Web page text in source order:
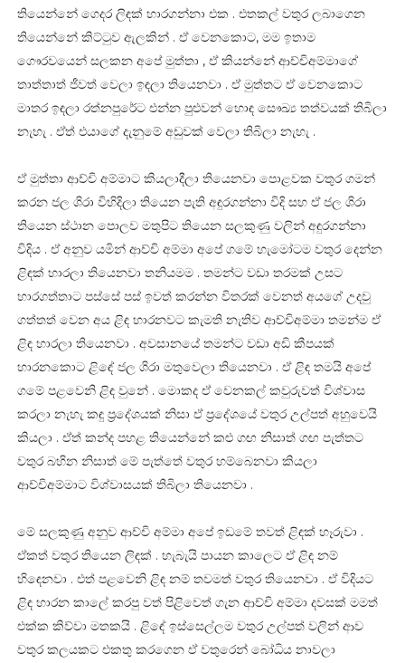
තියෙන්නේ ගෙදර ලිඳක් හාරගන්නා එක . එතකල් වතුර ලබාගෙන
තියෙන්නේ කිට්ටුව ඇලකින් . ඒ වෙනකොට, මම ඉතාම
ගෞරවයෙන් සලකන අපේ මුත්තා , ඒ කියන්නේ ආච්චිඅම්මාගේ
තාත්තාත් ජීවත් වෙලා ඉඳලා තියෙනවා . ඒ මුත්තට ඒ වෙනකොට
මාතර ඉඳලා රත්නපුරේට එන්න පුළුවන් හොඳ සෞඛ්‍ය තත්වයක් තිබිලා
නැහැ . ඒත් එයාගේ දැනුමේ අඩුවක් වෙලා තිබිලා නැහැ .
ඒ මුත්තා ආච්චි අම්මාට කියලාදීලා තියෙනවා පොළවක වතුර ගමන්
කරන ජල ශිරා විහිදිලා තියෙන පැති අඳුරගන්නා විදි සහ ඒ ජල ශිරා
තියෙන ස්ථාන පොලව මතුපිට තියෙන සලකුණු වලින් අඳුරගන්නා
විදිය . ඒ අනුව යමින් ආච්චි අම්මා අපේ ගමේ හැමෝටම වතුර දෙන්න
ළිඳක් හාරලා තියෙනවා තනියමම . තමන්ට වඩා තරමක් උසට
හාරගත්තාට පස්සේ පස් ඉවත් කරන්න විතරක් වෙනත් අයගේ උදවු
ගත්තත් වෙන අය ළිඳ හාරනවට කැමති නැතිව ආච්චිඅම්මා තමන්ම ඒ
ළිඳ හාරලා තියෙනවා . අවසානයේ තමන්ට වඩා අඩි කීපයක්
හාරනකොට ළිඳේ ජල ශිරා මතුවෙලා තියෙනවා . ඒ ළිඳ තමයි අපේ
ගමේ පළවෙනි ළිඳ වුනේ . මොකද ඒ වෙනකල් කවුරුවත් විශ්වාස
කරලා නැහැ කඳු ප්‍රදේශයක් නිසා ඒ ප්‍රදේශයේ වතුර උල්පත් අහුවෙයි
කියලා . ඒත් කන්ද පහළ තියෙන්නේ කළු ගඟ නිසාත් ගඟ පැත්තට
වතුර බහින නිසාත් මේ පැත්තේ වතුර හම්බෙනවා කියලා
ආච්චිඅම්මාට විශ්වාසයක් තිබිලා තියෙනවා .
මේ සලකුණු අනුව ආච්චි අම්මා අපේ ඉඩමේ තවත් ළිඳක් හෑරුවා .
ඒකත් වතුර තියෙන ලිඳක් . හැබැයි පායන කාලෙට ඒ ළිඳ නම්
හිඳෙනවා . එත් පළවෙනි ළිඳ නම් තවමත් වතුර තියෙනවා . ඒ විදියට
ළිඳ හාරන කාලේ කරපු වත් පිළිවෙත් ගැන ආච්චි අම්මා දවසක් මමත්
එක්ක කිව්වා මතකයි . ළිඳේ ඉස්සෙල්ලම වතුර උල්පත් වලින් ආව
වතුර කලයකට එකතු කරගෙන ඒ වතුරෙන් බෝධිය නාවලා